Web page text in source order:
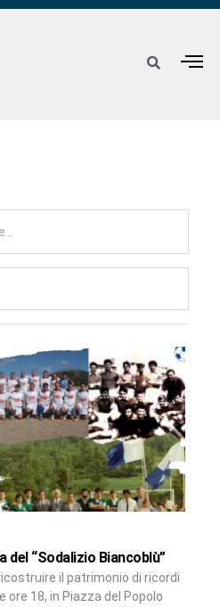
del “Sodalizio Biancoblù”
il patrimonio di ricordi
ore 18, in Piazza del Popolo